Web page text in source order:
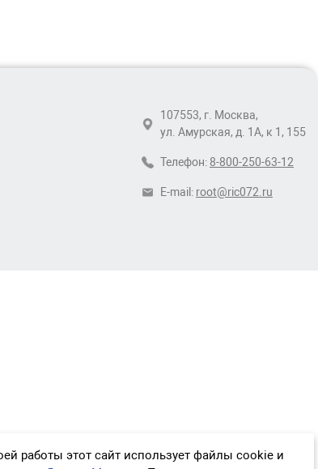
107553, г. Москва,
ул. Амурская, д. 1А, к 1, 155
Телефон: 8-800-250-63-12
E-mail: root@ric072.ru
работы этот сайт использует файлы cookie и